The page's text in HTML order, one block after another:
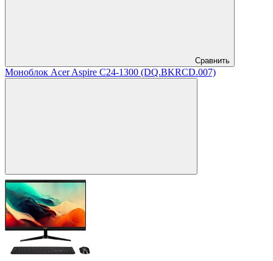
Сравнить
Моноблок Acer Aspire C24-1300 (DQ.BKRCD.007)